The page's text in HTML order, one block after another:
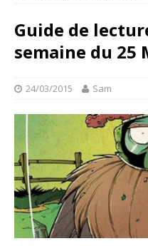
Guide de
semaine du 25
24/03/2015 Sam